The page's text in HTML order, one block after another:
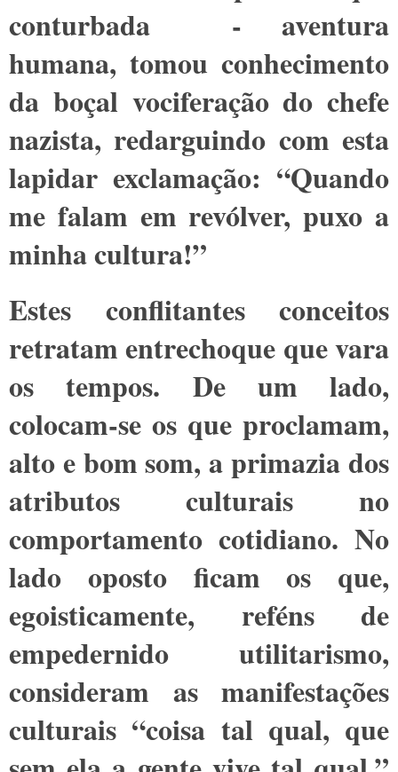
conturbada - aventura
humana, tomou conhecimento
da boçal vociferação do chefe
nazista, redarguindo com esta
lapidar exclamação: “Quando
me falam em revólver, puxo a
minha cultura!”
Estes conflitantes conceitos
retratam entrechoque que vara
os tempos. De um lado,
colocam-se os que proclamam,
alto e bom som, a primazia dos
atributos culturais no
comportamento cotidiano. No
lado oposto ficam os que,
egoisticamente, reféns de
empedernido utilitarismo,
consideram as manifestações
culturais “coisa tal qual, que